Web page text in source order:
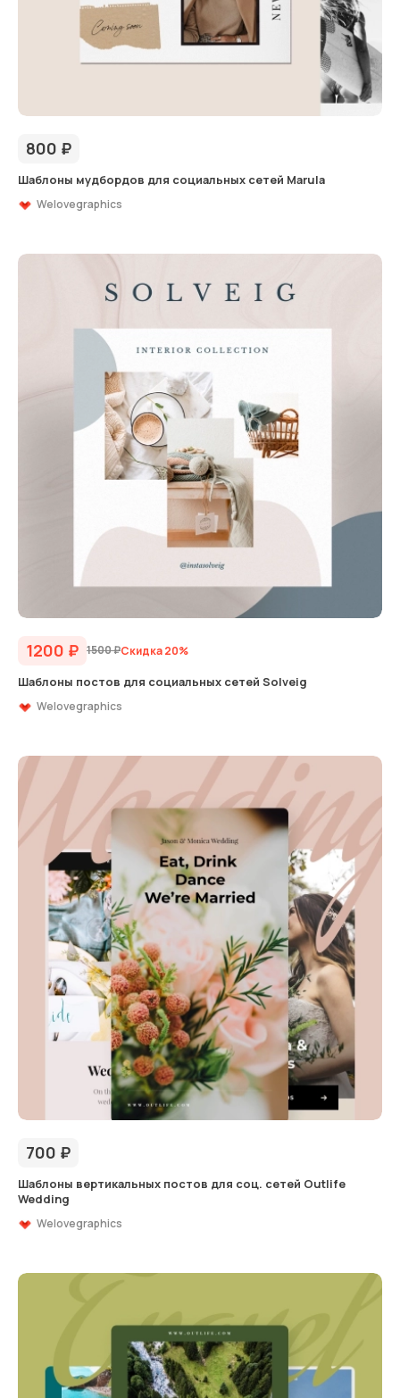
800 ₽
Шаблоны мудбордов для социальных сетей Marula
Welovegraphics
1200 ₽ 1500₽Скидка 20%
Шаблоны постов для социальных сетей Solveig
Welovegraphics
700 ₽
Шаблоны вертикальных постов для соц. сетей Outlife
Wedding
Welovegraphics